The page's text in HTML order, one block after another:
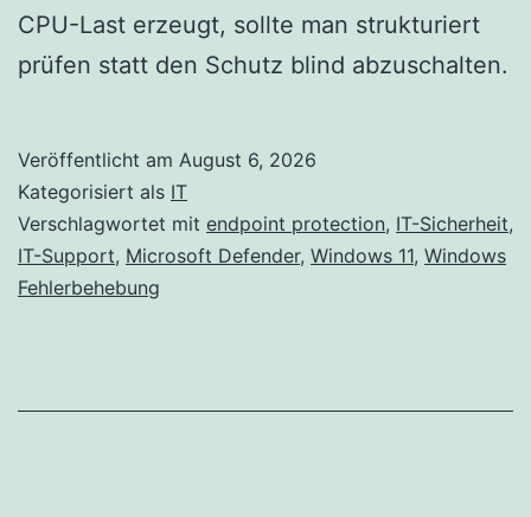
CPU-Last erzeugt, sollte man strukturiert
prüfen statt den Schutz blind abzuschalten.
Veröffentlicht am August 6, 2026
Kategorisiert als IT
Verschlagwortet mit endpoint protection, IT-Sicherheit,
IT-Support, Microsoft Defender, Windows 11, Windows
Fehlerbehebung